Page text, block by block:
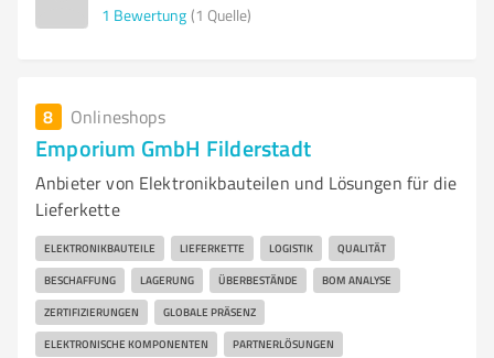
1 Bewertung (1 Quelle)
8 Onlineshops
Emporium GmbH Filderstadt
Anbieter von Elektronikbauteilen und Lösungen für die
Lieferkette
ELEKTRONIKBAUTEILE LIEFERKETTE LOGISTIK QUALITÄT
BESCHAFFUNG LAGERUNG ÜBERBESTÄNDE BOM ANALYSE
ZERTIFIZIERUNGEN GLOBALE PRÄSENZ
ELEKTRONISCHE KOMPONENTEN PARTNERLÖSUNGEN